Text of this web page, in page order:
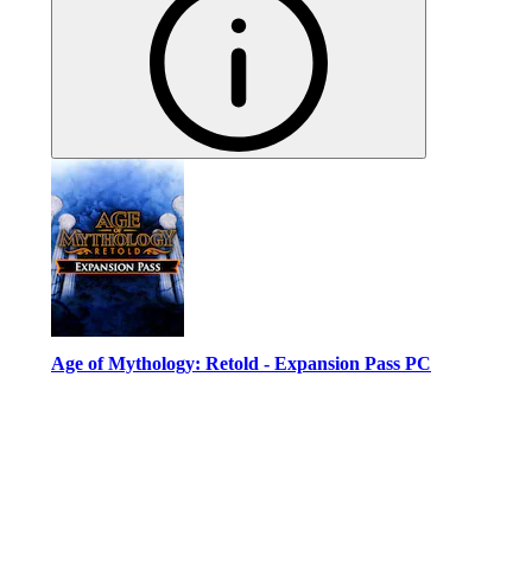
Age of Mythology: Retold - Expansion Pass PC